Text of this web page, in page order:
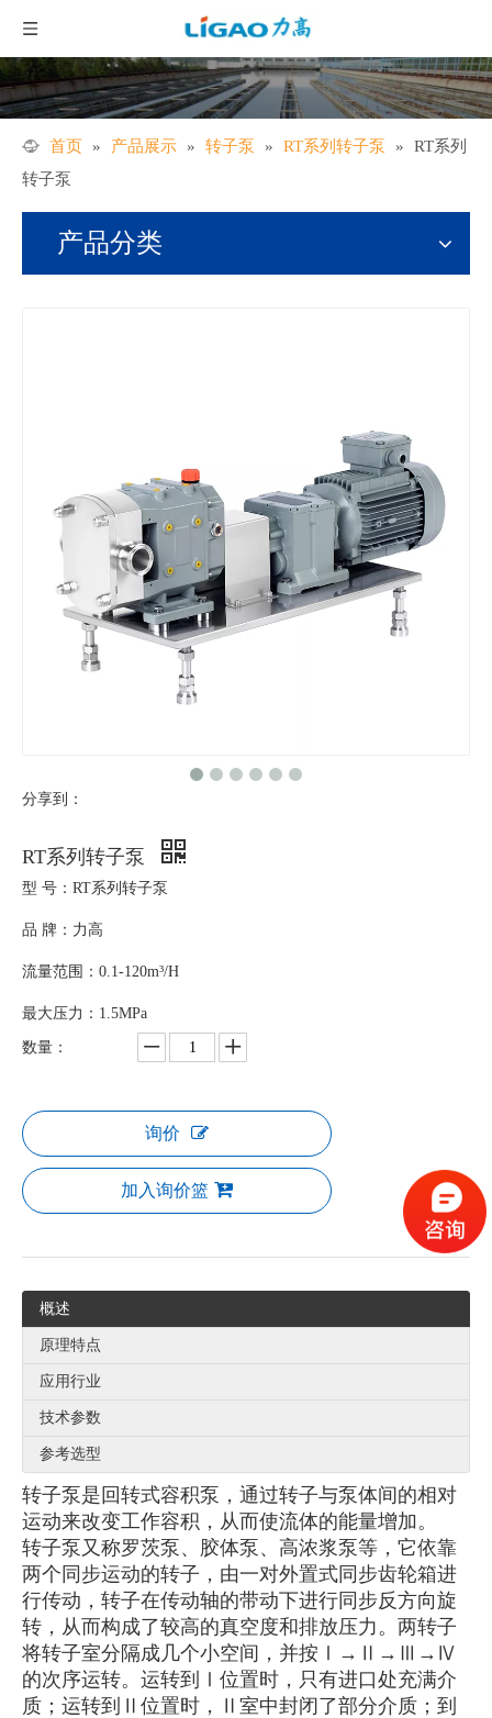
首页 » 产品展示 » 转子泵 » RT系列转子泵 »
RT系列
转子泵
产品分类
分享到：
RT系列转子泵
型 号：RT系列转子泵
品 牌：力高
流量范围：0.1-120m³/H
最大压力：1.5MPa
数量：
询价
加入询价篮
概述
原理特点
应用行业
技术参数
参考选型
转子泵是回转式容积泵，通过转子与泵体间的相对
运动来改变工作容积，从而使流体的能量增加。
转子泵又称罗茨泵、胶体泵、高浓浆泵等，它依靠
两个同步运动的转子，由一对外置式同步齿轮箱进
行传动，转子在传动轴的带动下进行同步反方向旋
转，从而构成了较高的真空度和排放压力。两转子
将转子室分隔成几个小空间，并按Ⅰ→Ⅱ→Ⅲ→Ⅳ
的次序运转。运转到Ⅰ位置时，只有进口处充满介
质；运转到Ⅱ位置时，Ⅱ室中封闭了部分介质；到